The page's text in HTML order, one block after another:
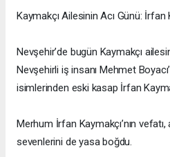
Kaymakçı Ailesinin Acı Günü: İrfan
Nevşehir’de bugün Kaymakçı
Nevşehirli iş insanı Mehmet
isimlerinden eski kasap İrfan
Merhum İrfan Kaymakçı’nın vefatı,
sevenlerini de yasa boğdu.